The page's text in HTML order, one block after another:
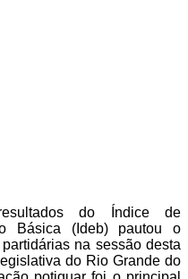
do Índice de
Básica (Ideb) pautou o
na sessão desta
do Rio Grande do